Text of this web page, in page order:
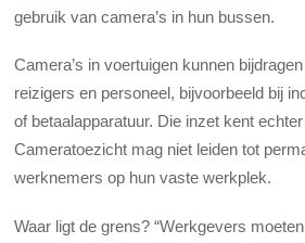
gebruik van camera’s in hun bussen.
Camera’s in voertuigen kunnen
reizigers en personeel, bijvoorbeeld bij
of betaalapparatuur. Die inzet kent
Cameratoezicht mag niet leiden tot
werknemers op hun vaste werkplek.
Waar ligt de grens? “Werkgevers